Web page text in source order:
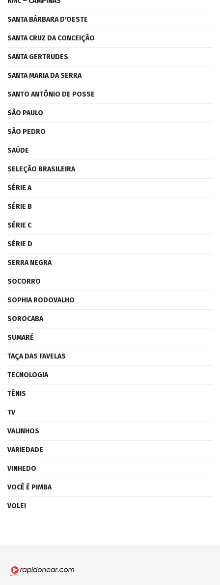
SANTA BÁRBARA D'OESTE
SANTA CRUZ DA CONCEIÇÃO
SANTA GERTRUDES
SANTA MARIA DA SERRA
SANTO ANTÔNIO DE POSSE
SÃO PAULO
SÃO PEDRO
SAÚDE
SELEÇÃO BRASILEIRA
SÉRIE A
SÉRIE B
SÉRIE C
SÉRIE D
SERRA NEGRA
SOCORRO
SOPHIA RODOVALHO
SOROCABA
SUMARÉ
TAÇA DAS FAVELAS
TECNOLOGIA
TÊNIS
TV
VALINHOS
VARIEDADE
VINHEDO
VOCÊ É PIMBA
VOLEI